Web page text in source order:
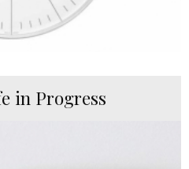
in Progress